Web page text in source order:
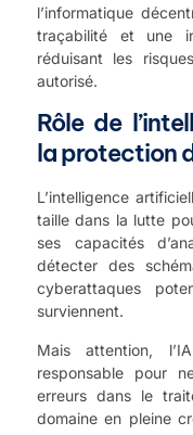
l’informatique
traçabilité et une
réduisant les
autorisé.
Rôle de
la protection
L’intelligence
taille dans la lutte
ses capacités
détecter des
cyberattaques
surviennent.
Mais attention,
responsable pour
erreurs dans le
domaine en pleine